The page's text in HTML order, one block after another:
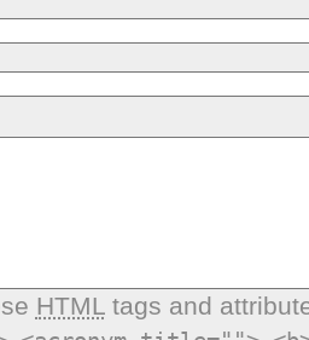
HTMLtags and